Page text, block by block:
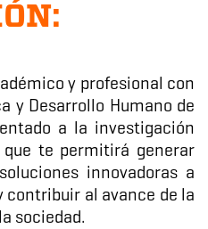
y profesional con
y Desarrollo Humano de
a la investigación
te permitirá generar
innovadoras a
contribuir al avance de la
sociedad.